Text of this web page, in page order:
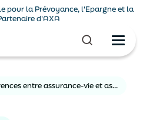
pour la Prévoyance, l'Epargne et la
d'AXA
Les différences entre assurance-vie et assurance décès